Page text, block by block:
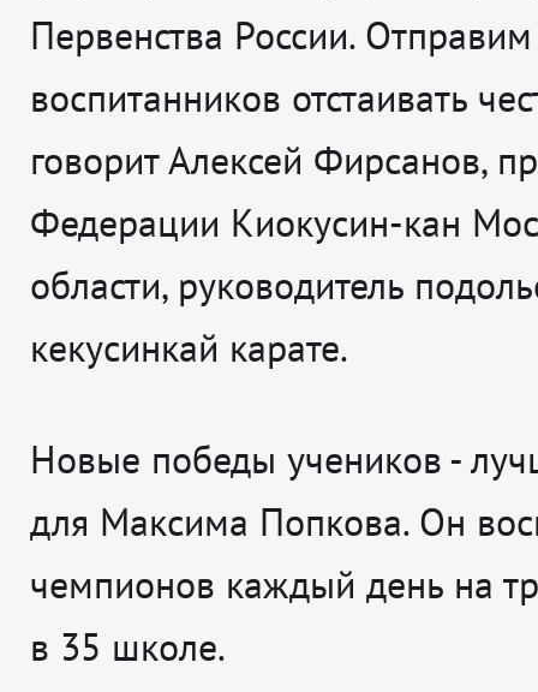
Первенства России.
воспитанников отстаивать
говоритАлексей Фирсанов,
Федерации Киокусин-кан
области, руководитель
кекусинкай карате.
Новые победы учеников -
для Максима Попкова. Он
чемпионов каждый день на
в 35 школе.